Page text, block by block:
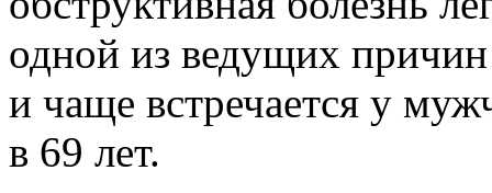
одной из ведущих
и чаще встречается у
в 69 лет.